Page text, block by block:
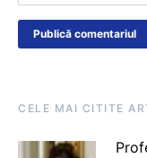
CELE MAI CITITE